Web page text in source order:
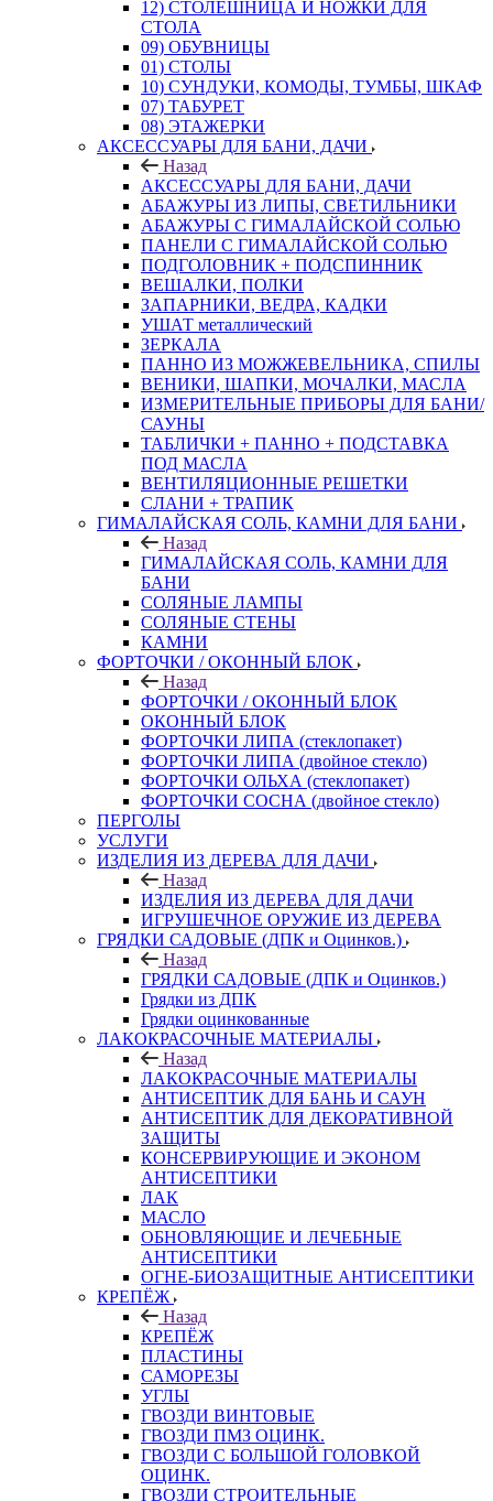
12) СТОЛЕШНИЦА И НОЖКИ ДЛЯ
СТОЛА
09) ОБУВНИЦЫ
01) СТОЛЫ
10) СУНДУКИ, КОМОДЫ, ТУМБЫ, ШКАФ
07) ТАБУРЕТ
08) ЭТАЖЕРКИ
АКСЕССУАРЫ ДЛЯ БАНИ, ДАЧИ
Назад
АКСЕССУАРЫ ДЛЯ БАНИ, ДАЧИ
АБАЖУРЫ ИЗ ЛИПЫ, СВЕТИЛЬНИКИ
АБАЖУРЫ С ГИМАЛАЙСКОЙ СОЛЬЮ
ПАНЕЛИ С ГИМАЛАЙСКОЙ СОЛЬЮ
ПОДГОЛОВНИК + ПОДСПИННИК
ВЕШАЛКИ, ПОЛКИ
ЗАПАРНИКИ, ВЕДРА, КАДКИ
УШАТ металлический
ЗЕРКАЛА
ПАННО ИЗ МОЖЖЕВЕЛЬНИКА, СПИЛЫ
ВЕНИКИ, ШАПКИ, МОЧАЛКИ, МАСЛА
ИЗМЕРИТЕЛЬНЫЕ ПРИБОРЫ ДЛЯ БАНИ/
САУНЫ
ТАБЛИЧКИ + ПАННО + ПОДСТАВКА
ПОД МАСЛА
ВЕНТИЛЯЦИОННЫЕ РЕШЕТКИ
СЛАНИ + ТРАПИК
ГИМАЛАЙСКАЯ СОЛЬ, КАМНИ ДЛЯ БАНИ
Назад
ГИМАЛАЙСКАЯ СОЛЬ, КАМНИ ДЛЯ
БАНИ
СОЛЯНЫЕ ЛАМПЫ
СОЛЯНЫЕ СТЕНЫ
КАМНИ
ФОРТОЧКИ / ОКОННЫЙ БЛОК
Назад
ФОРТОЧКИ / ОКОННЫЙ БЛОК
ОКОННЫЙ БЛОК
ФОРТОЧКИ ЛИПА (стеклопакет)
ФОРТОЧКИ ЛИПА (двойное стекло)
ФОРТОЧКИ ОЛЬХА (стеклопакет)
ФОРТОЧКИ СОСНА (двойное стекло)
ПЕРГОЛЫ
УСЛУГИ
ИЗДЕЛИЯ ИЗ ДЕРЕВА ДЛЯ ДАЧИ
Назад
ИЗДЕЛИЯ ИЗ ДЕРЕВА ДЛЯ ДАЧИ
ИГРУШЕЧНОЕ ОРУЖИЕ ИЗ ДЕРЕВА
ГРЯДКИ САДОВЫЕ (ДПК и Оцинков.)
Назад
ГРЯДКИ САДОВЫЕ (ДПК и Оцинков.)
Грядки из ДПК
Грядки оцинкованные
ЛАКОКРАСОЧНЫЕ МАТЕРИАЛЫ
Назад
ЛАКОКРАСОЧНЫЕ МАТЕРИАЛЫ
АНТИСЕПТИК ДЛЯ БАНЬ И САУН
АНТИСЕПТИК ДЛЯ ДЕКОРАТИВНОЙ
ЗАЩИТЫ
КОНСЕРВИРУЮЩИЕ И ЭКОНОМ
АНТИСЕПТИКИ
ЛАК
МАСЛО
ОБНОВЛЯЮЩИЕ И ЛЕЧЕБНЫЕ
АНТИСЕПТИКИ
ОГНЕ-БИОЗАЩИТНЫЕ АНТИСЕПТИКИ
КРЕПЁЖ
Назад
КРЕПЁЖ
ПЛАСТИНЫ
САМОРЕЗЫ
УГЛЫ
ГВОЗДИ ВИНТОВЫЕ
ГВОЗДИ ПМЗ ОЦИНК.
ГВОЗДИ С БОЛЬШОЙ ГОЛОВКОЙ
ОЦИНК.
ГВОЗДИ СТРОИТЕЛЬНЫЕ